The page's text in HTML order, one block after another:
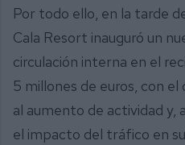
Por todo ello, en la tarde
Cala Resort inauguró un
circulación interna en el
5 millones de euros, con
al aumento de actividad y,
el impacto del tráfico en